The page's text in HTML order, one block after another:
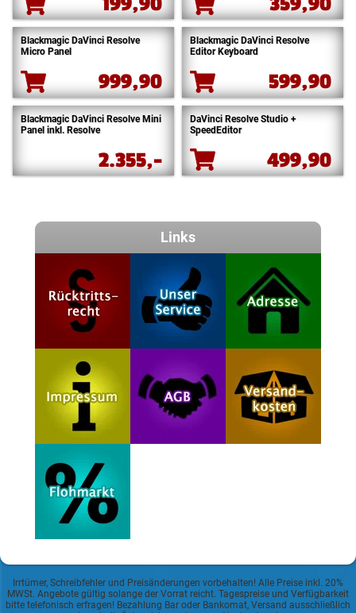
Blackmagic DaVinci Resolve
Micro Panel
999,90
Blackmagic DaVinci Resolve
Editor Keyboard
599,90
Blackmagic DaVinci Resolve Mini
Panel inkl. Resolve
2.355,-
DaVinci Resolve Studio +
SpeedEditor
499,90
Links
Irrtümer, Schreibfehler und Preisänderungen vorbehalten! Alle Preise inkl. 20%
MWSt. Angebote gültig solange der Vorrat reicht. Tagespreise und Verfügbarkeit
bitte telefonisch erfragen! Bezahlung Bar oder Bankomat, Versand ausschließlich